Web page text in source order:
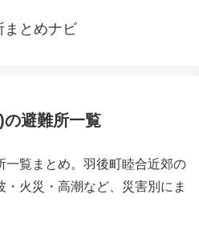
まとめナビ
避難所一覧
一覧まとめ。羽後町睦合近郊の
火災・高潮など、災害別にま